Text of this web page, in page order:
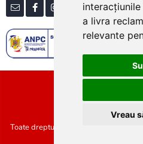
a livra
relevante
Vreau
Toate drepturile rezervate SC Calor